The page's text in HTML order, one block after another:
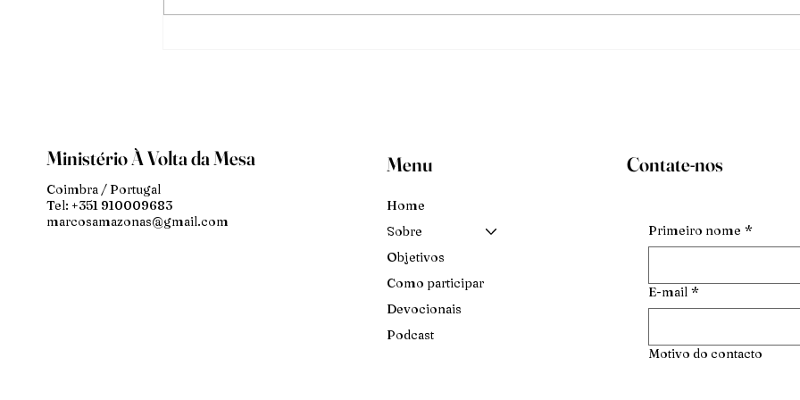
Ministério À Volta da Mesa
Coimbra / Portugal
Tel: +351 910009683
marcosamazonas@gmail.com
Menu
Home
Sobre
Objetivos
Como participar
Devocionais
Podcast
Contate-nos
Primeiro nome *
E-mail *
Motivo do contacto